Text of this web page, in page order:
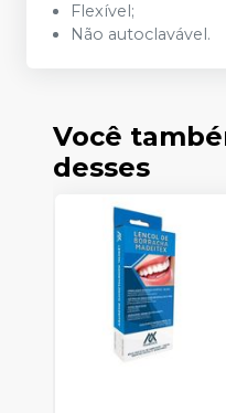
Flexível;
Não autoclavável.
Você
desses